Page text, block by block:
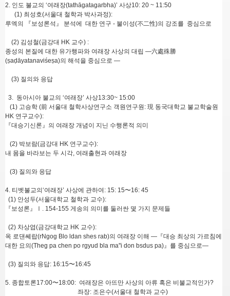
2. 인도 불교의 ‘여래장(tathāgatagarbha)’ 사상10: 20 ~ 11:50
(1) 최성호(서울대 철학과 박사과정):
루엑의 『보성론석』 분석에 대한 연구 - 불이성(不二性)의 강조를 중심으로
(2) 김성철(금강대 HK 교수) :
종성의 본질에 대한 유가행파와 여래장 사상의 대립 —六處殊勝
(ṣaḍāyatanaviśeṣa)의 해석을 중심으로 —
(3) 질의와 응답
3. 동아시아 불교의 ‘여래장’ 사상13:30~ 15:00
(1) 고승학 (前 서울대 철학사상연구소 객원연구원: 現 동국대학교 불교학술원
HK 연구교수):
『대승기신론』의 여래장 개념이 지닌 수행론적 의미
(2) 박보람(금강대 HK 연구교수):
내 몸을 바라보는 두 시각, 여래출현과 여래장
(3) 질의와 응답
4. 티벳불교의‘여래장’ 사상에 관하여: 15: 15〜16: 45
(1) 안성두(서울대학교 철학과 교수):
『보성론』Ⅰ. 154-155 게송의 의미를 둘러싼 몇 가지 문제들
(2) 차상엽(금강대학교 HK 교수):
옥 로댄쎄랍(rNgog Blo ldan shes rab)의 여래장 이해 —『대승 최상의 가르침에
대한 요의(Theg pa chen po rgyud bla ma''i don bsdus pa)』를 중심으로—
(3) 질의와 응답: 16:15〜16:45
5. 종합토론17:00〜18:00: 여래장은 아뜨만 사상의 아류 혹은 비불교적인가?
좌장: 조은수(서울대 철학과 교수)